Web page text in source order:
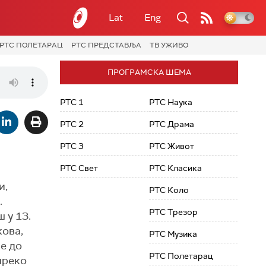
Lat Eng
РТС ПОЛЕТАРАЦ РТС ПРЕДСТАВЉА ТВ УЖИВО
у 13.
до
ПРОГРАМСКА ШЕМА
РТС 1
РТС 2
РТС 3
РТС Свет
РТС Наука
РТС Драма
РТС Живот
РТС Класика
РТС Коло
РТС Трезор
РТС Музика
РТС Полетарац